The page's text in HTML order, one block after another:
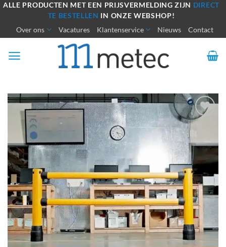
Ga
inhoud
ALLE PRODUCTEN MET EEN PRIJSVERMELDING ZIJN DIRECT
TE BESTELLEN IN ONZE WEBSHOP!
Over ons Vacatures Klantenservice Nieuws Contact